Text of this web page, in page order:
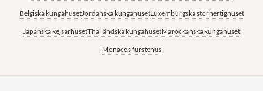
Belgiska kungahusetJordanska kungahusetLuxemburgska storhertighuset
Japanska kejsarhusetThailändska kungahusetMarockanska kungahuset
Monacos furstehus